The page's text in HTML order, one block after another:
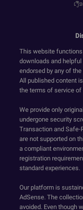
ເງື່
This website
downloads and
endorsed by any of
All published content
the terms of service
We provide only
undergone security
Transaction and Safe-
are not supported on
a compliant
registration
standard experiences.
Our platform is
AdSense. The
avoided. Even though